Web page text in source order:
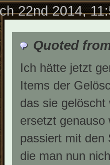
22nd 2014,
Quoted
Ich hätte jetzt
Items der
das sie
ersetzt genauso
passiert mit den
die man nun